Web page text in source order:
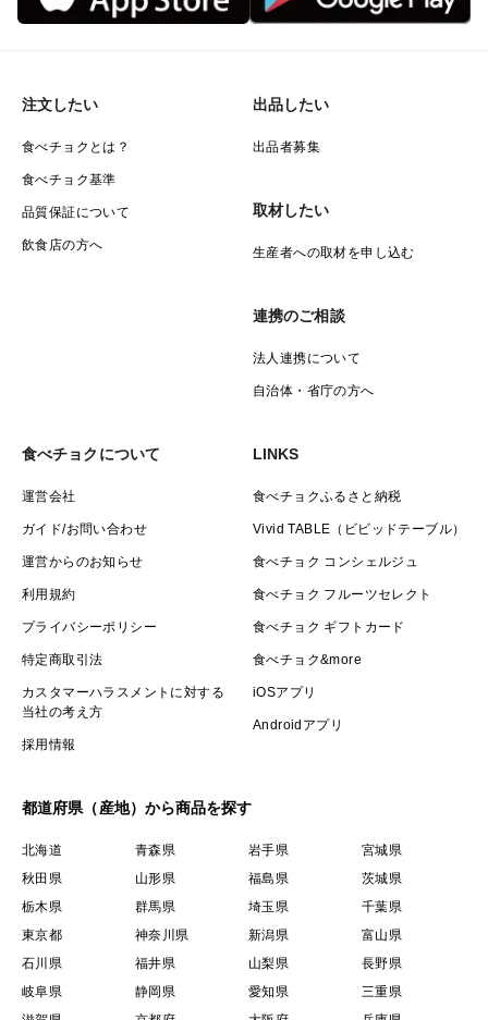
注文したい
食べチョクとは？
食べチョク基準
品質保証について
飲食店の方へ
出品したい
出品者募集
取材したい
生産者への取材を申し込む
連携のご相談
法人連携について
自治体・省庁の方へ
食べチョクについて
運営会社
ガイド/お問い合わせ
運営からのお知らせ
利用規約
プライバシーポリシー
特定商取引法
カスタマーハラスメントに対する
当社の考え方
採用情報
LINKS
食べチョクふるさと納税
Vivid TABLE（ビビッドテーブル）
食べチョク コンシェルジュ
食べチョク フルーツセレクト
食べチョク ギフトカード
食べチョク&more
iOSアプリ
Androidアプリ
都道府県（産地）から商品を探す
北海道 青森県 岩手県
宮城県
秋田県
山形県 福島県
茨城県
栃木県
群馬県 埼玉県
千葉県
東京都
神奈川県 新潟県
富山県
石川県
福井県 山梨県
長野県
岐阜県
静岡県 愛知県
三重県